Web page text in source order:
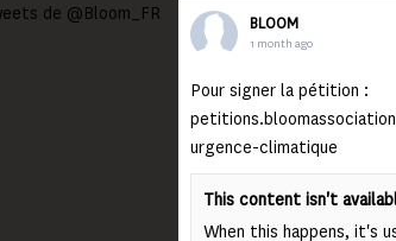
de @Bloom_FR BLOOM
1 month ago
Pour signer la pétition :
urgence-climatique
This content isn't
When this happens, it's